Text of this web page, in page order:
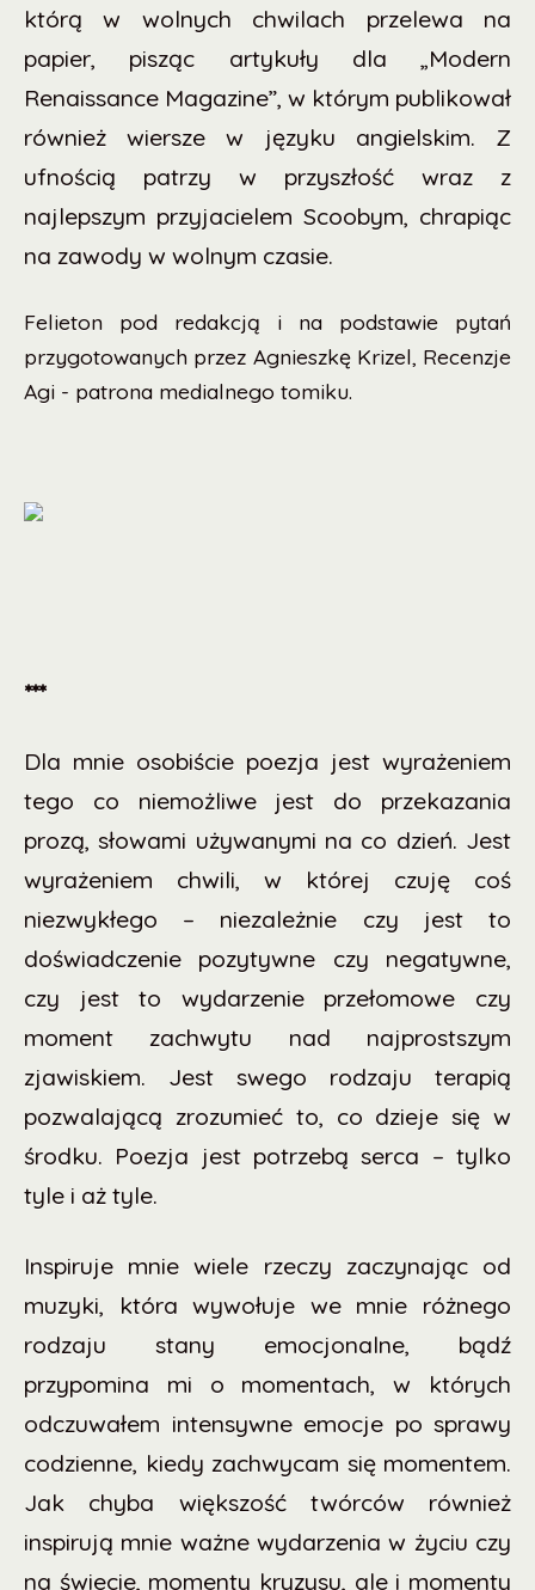
którą w wolnych chwilach przelewa na
papier, pisząc artykuły dla „Modern
Renaissance Magazine”, w którym publikował
również wiersze w języku angielskim. Z
ufnością patrzy w przyszłość wraz z
najlepszym przyjacielem Scoobym, chrapiąc
na zawody w wolnym czasie.
Felieton pod redakcją i na podstawie pytań
przygotowanych przez Agnieszkę Krizel, Recenzje
Agi - patrona medialnego tomiku.
***
Dla mnie osobiście poezja jest wyrażeniem
tego co niemożliwe jest do przekazania
prozą, słowami używanymi na co dzień. Jest
wyrażeniem chwili, w której czuję coś
niezwykłego – niezależnie czy jest to
doświadczenie pozytywne czy negatywne,
czy jest to wydarzenie przełomowe czy
moment zachwytu nad najprostszym
zjawiskiem. Jest swego rodzaju terapią
pozwalającą zrozumieć to, co dzieje się w
środku. Poezja jest potrzebą serca – tylko
tyle i aż tyle.
Inspiruje mnie wiele rzeczy zaczynając od
muzyki, która wywołuje we mnie różnego
rodzaju stany emocjonalne, bądź
przypomina mi o momentach, w których
odczuwałem intensywne emocje po sprawy
codzienne, kiedy zachwycam się momentem.
Jak chyba większość twórców również
inspirują mnie ważne wydarzenia w życiu czy
na świecie, momenty kryzysu, ale i momenty